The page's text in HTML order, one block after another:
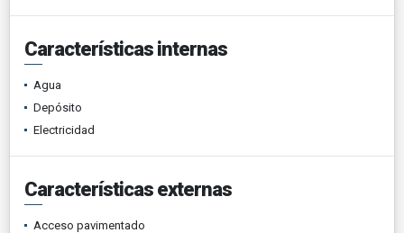
Características internas
Agua
Depósito
Electricidad
Características externas
Acceso pavimentado